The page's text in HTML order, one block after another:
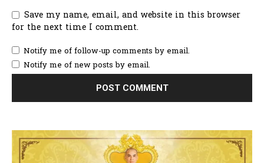
Save my name, email, and website in this browser
for the next time I comment.
Notify me of follow-up comments by email.
Notify me of new posts by email.